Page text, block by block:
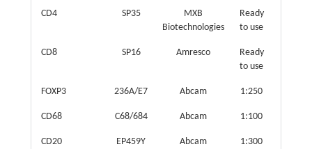
CD4 SP35
MXB
Biotechnologies
Ready
to use
CD8 SP16 Amresco
Ready
to use
FOXP3 236A/E7 Abcam 1:250
CD68 C68/684 Abcam 1:100
CD20 EP459Y Abcam 1:300